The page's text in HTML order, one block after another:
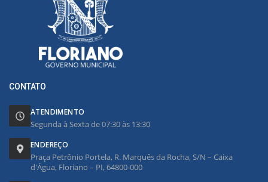
CONTATO
ATENDIMENTO
Segunda à Sexta de 07:30 às 13:30
ENDEREÇO
Praça Petrônio Portela, R. Marquês da Rocha, S/N – Caixa
d'Água, Floriano – PI, 64800-000